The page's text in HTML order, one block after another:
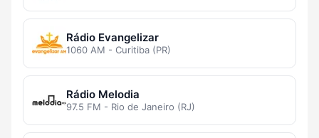
Rádio Evangelizar
1060 AM - Curitiba (PR)
Rádio Melodia
97.5 FM - Rio de Janeiro (RJ)